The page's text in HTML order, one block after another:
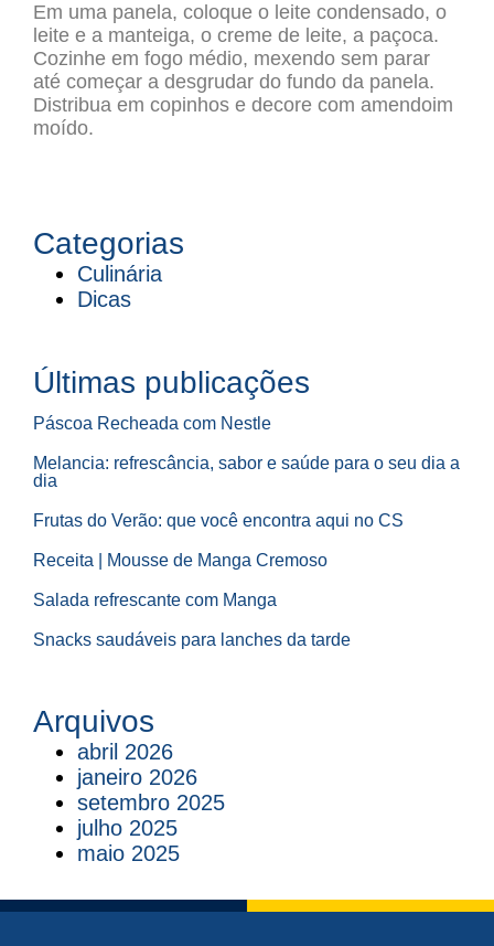
Em uma panela, coloque o leite condensado, o
leite e a manteiga, o creme de leite, a paçoca.
Cozinhe em fogo médio, mexendo sem parar
até começar a desgrudar do fundo da panela.
Distribua em copinhos e decore com amendoim
moído.
Categorias
Culinária
Dicas
Últimas publicações
Páscoa Recheada com Nestle
Melancia: refrescância, sabor e saúde para o seu dia a
dia
Frutas do Verão: que você encontra aqui no CS
Receita | Mousse de Manga Cremoso
Salada refrescante com Manga
Snacks saudáveis para lanches da tarde
Arquivos
abril 2026
janeiro 2026
setembro 2025
julho 2025
maio 2025